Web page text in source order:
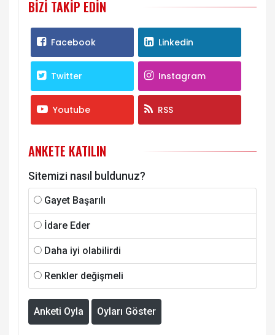
BIZI TAKIP EDIN
Facebook Linkedin
Twitter Instagram
Youtube RSS
ANKETE KATILIN
Sitemizi nasıl buldunuz?
Gayet Başarılı
İdare Eder
Daha iyi olabilirdi
Renkler değişmeli
Anketi Oyla Oyları Göster